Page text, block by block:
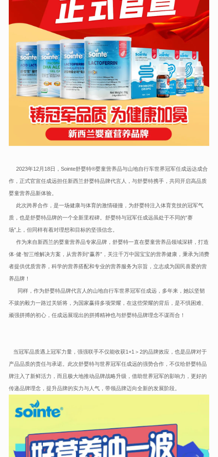
2023年12月18日，Sointe舒婴特®婴童营养品与山地自行车世界冠军任成远达成合
作，正式官宣任成远担任新西兰舒婴特品牌代言人，与舒婴特携手，共同开启高品质
婴童营养品新体验。
此次跨界合作，是一场健康与体育的激情碰撞，为舒婴特注入体育竞技的冠军气
质，也是舒婴特品牌的一个全新里程碑。舒婴特与冠军任成远虽处于不同的“赛
场”上，但同样有着对理想和目标的坚强信念。
作为来自新西兰的婴童营养品专家品牌，舒婴特一直在婴童营养品领域深耕，打造
体·健·智三维解决方案，从营养到“赢养”，关注千万中国宝宝的营养健康，秉承为消费
者提供优质营养，科学的营养搭配和专业的营养服务为宗旨，立志成为国民喜爱的营
养品牌！
同样，作为舒婴特品牌代言人的山地自行车世界冠军任成远，多年来，她以坚韧
不拔的毅力一路过关斩将，为国家赢得多项荣耀，在这些荣耀的背后，是不惧困难、
顽强拼搏的初心，任成远展现出的拼搏精神也与舒婴特品牌理念不谋而合！
当冠军品质遇上冠军力量，强强联手不仅能收获1+1＞2的品牌效应，也是品牌对于
产品品质的责任与承诺。此次舒婴特与世界冠军任成远的强势合作，不仅给舒婴特品
牌注入了新鲜活力，而且极大地推动品牌战略升级，借助世界冠军的影响力，更好的
传递品牌理念，提升品牌的实力与人气，带领品牌迈向全新的发展阶段。